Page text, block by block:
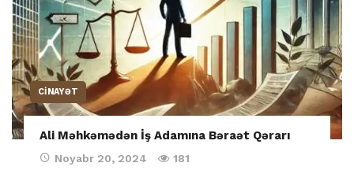
CİNAYƏT
Ali Məhkəmədən İş Adamına Bəraət Qərarı
Noyabr 20, 2024 181